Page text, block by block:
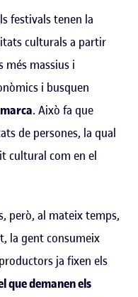
festivals tenen la
culturals a partir
més massius i
i busquen
. Això fa que
de persones, la qual
cultural com en el
però, al mateix temps,
la gent consumeix
ja fixen els
que demanen els